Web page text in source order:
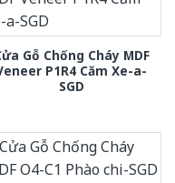
Gỗ Chống Cháy MDF
P1R4 Căm Xe-a-
SGD